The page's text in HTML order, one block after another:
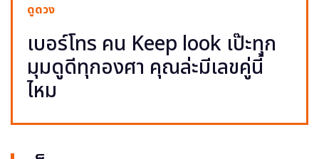
ดูดวง
เบอร์โทร คน Keep look เป๊ะทุก
มุมดูดีทุกองศา คุณล่ะมีเลขคู่นี้
ไหม